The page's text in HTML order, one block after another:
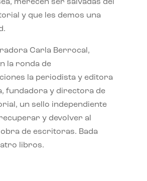
merecen ser salvadas del
y que les demos una
Carla Berrocal,
la ronda de
la periodista y editora
fundadora y directora de
un sello independiente
y devolver al
de escritoras. Bada
libros.